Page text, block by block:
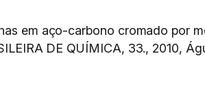
em aço-carbono cromado por
DE QUÍMICA, 33., 2010,